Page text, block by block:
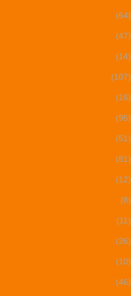
(64)
(47)
(14)
(107)
(16)
(95)
(51)
(81)
(12)
(8)
(11)
(26)
(10)
(46)